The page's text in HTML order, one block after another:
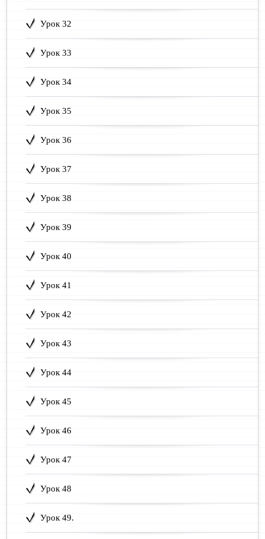
Урок 32
Урок 33
Урок 34
Урок 35
Урок 36
Урок 37
Урок 38
Урок 39
Урок 40
Урок 41
Урок 42
Урок 43
Урок 44
Урок 45
Урок 46
Урок 47
Урок 48
Урок 49.